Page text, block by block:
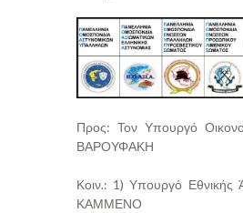
Προς: Τον Υπουργό
ΒΑΡΟΥΦΑΚΗ
Κοιν.: 1) Υπουργό Εθνικής
ΚΑΜΜΕΝΟ